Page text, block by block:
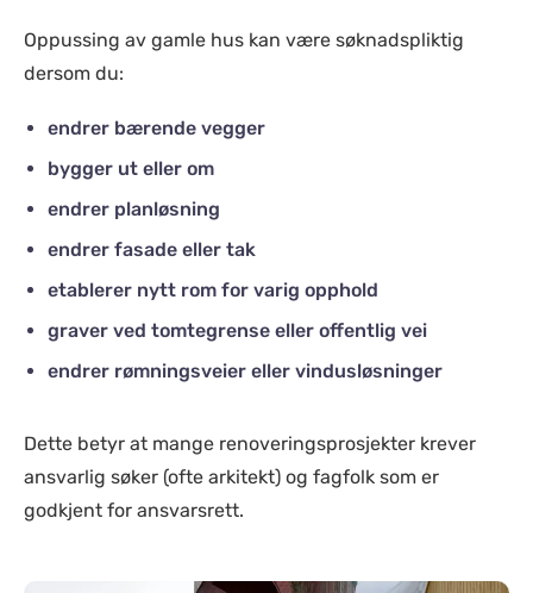
Oppussing av gamle hus kan være søknadspliktig
dersom du:
endrer bærende vegger
bygger ut eller om
endrer planløsning
endrer fasade eller tak
etablerer nytt rom for varig opphold
graver ved tomtegrense eller offentlig vei
endrer rømningsveier eller vindusløsninger
Dette betyr at mange renoveringsprosjekter krever
ansvarlig søker (ofte arkitekt) og fagfolk som er
godkjent for ansvarsrett.